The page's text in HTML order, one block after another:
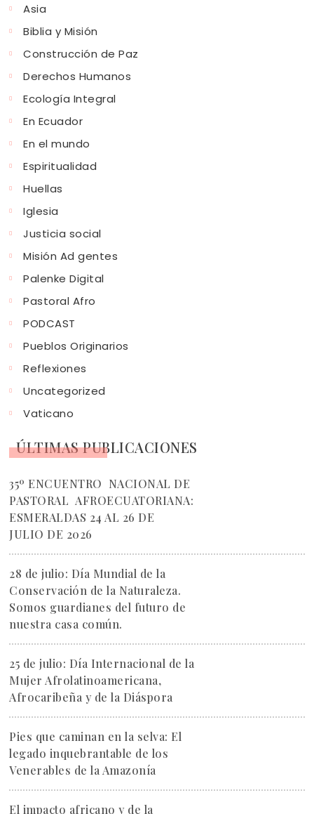
Asia
Biblia y Misión
Construcción de Paz
Derechos Humanos
Ecología Integral
En Ecuador
En el mundo
Espiritualidad
Huellas
Iglesia
Justicia social
Misión Ad gentes
Palenke Digital
Pastoral Afro
PODCAST
Pueblos Originarios
Reflexiones
Uncategorized
Vaticano
ÚLTIMAS PUBLICACIONES
35º ENCUENTRO NACIONAL DE
PASTORAL AFROECUATORIANA:
ESMERALDAS 24 AL 26 DE
JULIO DE 2026
28 de julio: Día Mundial de la
Conservación de la Naturaleza.
Somos guardianes del futuro de
nuestra casa común.
25 de julio: Día Internacional de la
Mujer Afrolatinoamericana,
Afrocaribeña y de la Diáspora
Pies que caminan en la selva: El
legado inquebrantable de los
Venerables de la Amazonía
El impacto africano y de la